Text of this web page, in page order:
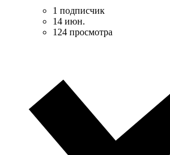
1 подписчик
14 июн.
124 просмотра